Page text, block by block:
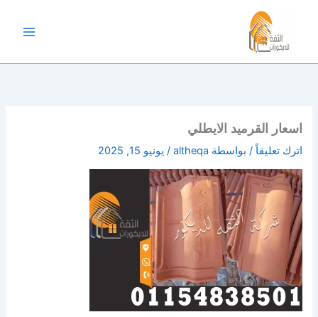
المحتوى
اسعار القرميد الايطلي
اترك تعليقاً / بواسطة altheqa
/ يونيو 15, 2025